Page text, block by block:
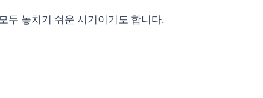
두 놓치기 쉬운 시기이기도 합니다.